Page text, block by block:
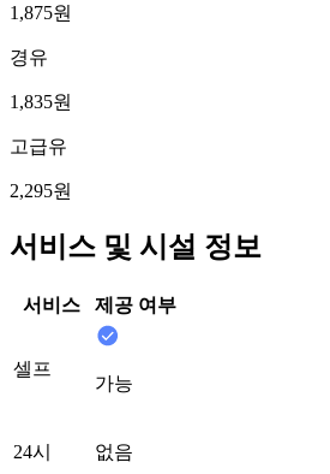
1,875원
경유
1,835원
고급유
2,295원
서비스 및 시설 정보
서비스 제공 여부
셀프
가능
24시 없음